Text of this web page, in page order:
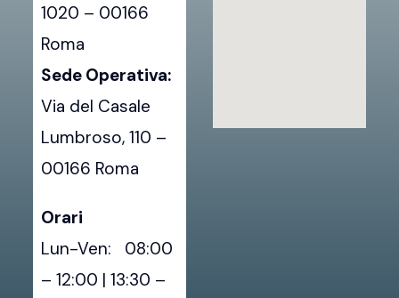
1020 – 00166
Roma
Sede Operativa:
Via del Casale
Lumbroso, 110 –
00166 Roma
Orari
Lun-Ven: 08:00
– 12:00 | 13:30 –